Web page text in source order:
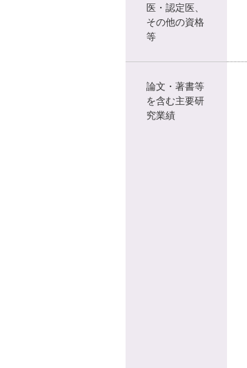
医・認定医、
その他の資格
等
論文・著書等
を含む主要研
究業績